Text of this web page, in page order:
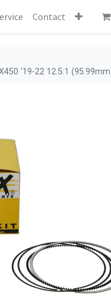
Contact
'19-22 12.5:1